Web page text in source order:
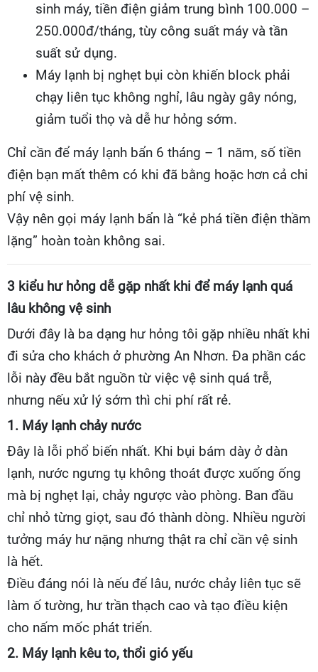
sinh máy, tiền điện giảm trung bình 100.000 –
250.000đ/tháng, tùy công suất máy và tần
suất sử dụng.
Máy lạnh bị nghẹt bụi còn khiến block phải
chạy liên tục không nghỉ, lâu ngày gây nóng,
giảm tuổi thọ và dễ hư hỏng sớm.
Chỉ cần để máy lạnh bẩn 6 tháng – 1 năm, số tiền
điện bạn mất thêm có khi đã bằng hoặc hơn cả chi
phí vệ sinh.
Vậy nên gọi máy lạnh bẩn là “kẻ phá tiền điện thầm
lặng” hoàn toàn không sai.
3 kiểu hư hỏng dễ gặp nhất khi để máy lạnh quá
lâu không vệ sinh
Dưới đây là ba dạng hư hỏng tôi gặp nhiều nhất khi
đi sửa cho khách ở phường An Nhơn. Đa phần các
lỗi này đều bắt nguồn từ việc vệ sinh quá trễ,
nhưng nếu xử lý sớm thì chi phí rất rẻ.
1. Máy lạnh chảy nước
Đây là lỗi phổ biến nhất. Khi bụi bám dày ở dàn
lạnh, nước ngưng tụ không thoát được xuống ống
mà bị nghẹt lại, chảy ngược vào phòng. Ban đầu
chỉ nhỏ từng giọt, sau đó thành dòng. Nhiều người
tưởng máy hư nặng nhưng thật ra chỉ cần vệ sinh
là hết.
Điều đáng nói là nếu để lâu, nước chảy liên tục sẽ
làm ố tường, hư trần thạch cao và tạo điều kiện
cho nấm mốc phát triển.
2. Máy lạnh kêu to, thổi gió yếu